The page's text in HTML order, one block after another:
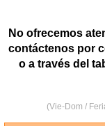
No ofrecemos
contáctenos por
o a través del
(Vie-Dom /